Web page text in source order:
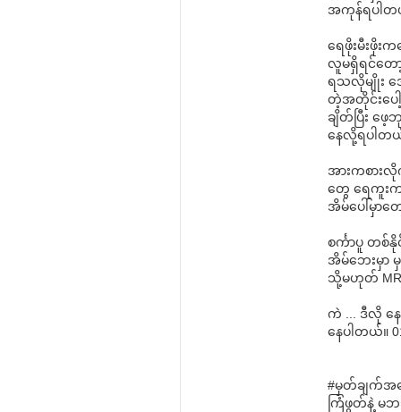
အကုန်ရပါတ
ရေဖိုးမီးဖို
လူမရှိရင်တေ
ရသလိုမျိုး
တဲ့အတိုင်းပေ
ချိတ်ပြီး ဖ
နေလို့ရပါတ
အားကစား
တွေ ရေကူး
အိမ်ပေါ်မှာတ
စင်္ကာပူ တစ်
အိမ်ဘေးမှာ
သို့မဟုတ်
ကဲ ... ဒီလို နေ
နေပါတယ်။
#မှတ်ချက်အ
ကြံဖွတ်နဲ့ မ